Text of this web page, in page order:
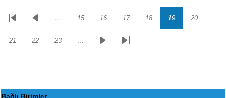
Sayfalama
İlk
Önceki… Sayfa
15 Sayfa
16 Sayfa
17 Sayfa
18 Sayfa
19 Sayfa
20
Sayfa
21 Sayfa
22 Sayfa
23 …
SonrakiSon
Bağlı Birimler